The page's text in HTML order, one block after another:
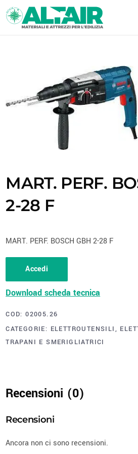
MART. PERF.
2-28 F
MART. PERF. BOSCH GBH 2-28 F
Accedi
Download scheda tecnica
COD:02005.26
CATEGORIE: ELETTROUTENSILI,
TRAPANI E SMERIGLIATRICI
Recensioni (0)
Recensioni
Ancora non ci sono recensioni.